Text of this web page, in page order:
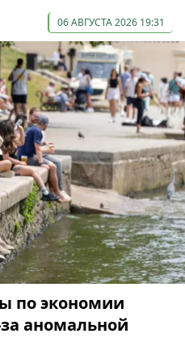
06 АВГУСТА 2026 19:31
по экономии
аномальной